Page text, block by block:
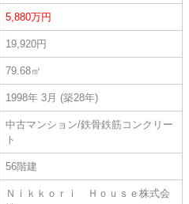
5,880万円
19,920円
79.68㎡
1998年 3月 (築28年)
中古マンション/鉄骨鉄筋コンクリー
ト
56階建
Ｎｉｋｋｏｒｉ Ｈｏｕｓｅ株式会